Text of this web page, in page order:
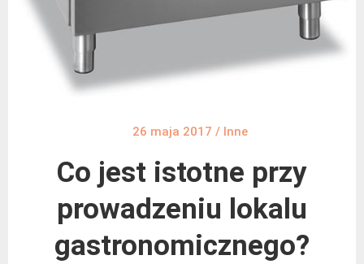
26 maja 2017 / Inne
Co jest istotne przy
prowadzeniu lokalu
gastronomicznego?